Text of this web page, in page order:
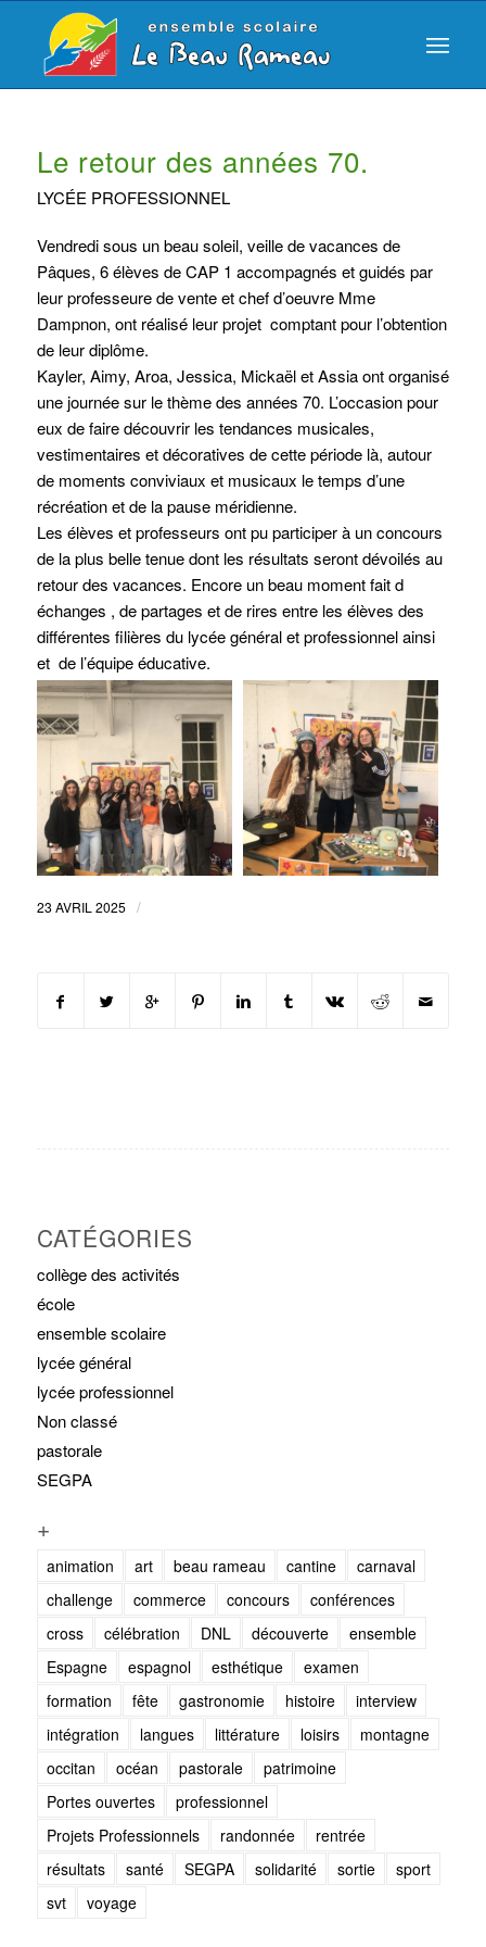
Le retour des années 70.
LYCÉE PROFESSIONNEL
Vendredi sous un beau soleil, veille de vacances de
Pâques, 6 élèves de CAP 1 accompagnés et guidés par
leur professeure de vente et chef d’oeuvre Mme
Dampnon, ont réalisé leur projet comptant pour l’obtention
de leur diplôme.
Kayler, Aimy, Aroa, Jessica, Mickaël et Assia ont organisé
une journée sur le thème des années 70. L’occasion pour
eux de faire découvrir les tendances musicales,
vestimentaires et décoratives de cette période là, autour
de moments conviviaux et musicaux le temps d’une
récréation et de la pause méridienne.
Les élèves et professeurs ont pu participer à un concours
de la plus belle tenue dont les résultats seront dévoilés au
retour des vacances. Encore un beau moment fait d
échanges , de partages et de rires entre les élèves des
différentes filières du lycée général et professionnel ainsi
et de l’équipe éducative.
23 AVRIL 2025 /
CATÉGORIES
collège des activités
école
ensemble scolaire
lycée général
lycée professionnel
Non classé
pastorale
SEGPA
+
animation art beau rameau cantine
carnaval
challenge
commerce concours
conférences
cross
célébration DNL découverte
ensemble
Espagne
espagnol esthétique
examen
formation
fête gastronomie histoire
interview
intégration
langues littérature loisirs
montagne
occitan
océan pastorale
patrimoine
Portes ouvertes
professionnel
Projets Professionnels
randonnée
rentrée
résultats
santé SEGPA solidarité sortie
sport
svt
voyage